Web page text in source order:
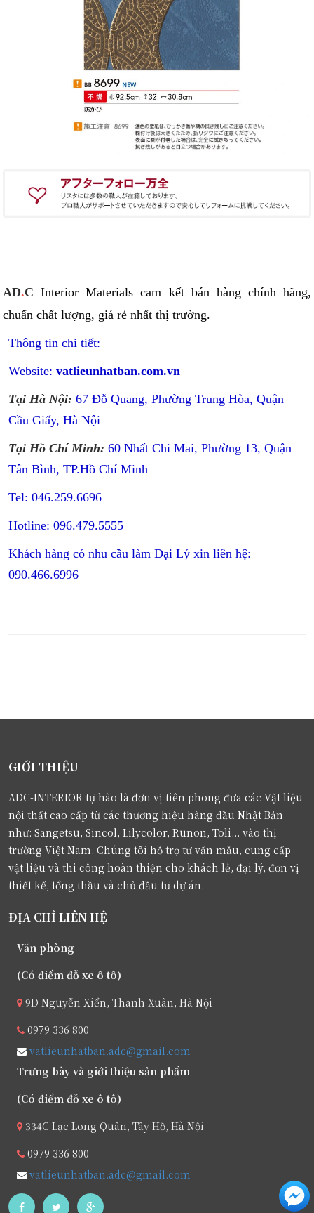
AD.C Interior Materials cam kết bán hàng chính hãng,
chuẩn chất lượng, giá rẻ nhất thị trường.
Thông tin chi tiết:
Website: vatlieunhatban.com.vn
Tại Hà Nội: 67 Đỗ Quang, Phường Trung Hòa, Quận
Cầu Giấy, Hà Nội
Tại Hồ Chí Minh: 60 Nhất Chi Mai, Phường 13, Quận
Tân Bình, TP.Hồ Chí Minh
Tel: 046.259.6696
Hotline: 096.479.5555
Khách hàng có nhu cầu làm Đại Lý xin liên hệ:
090.466.6996
GIỚI THIỆU
ADC-INTERIOR tự hào là đơn vị tiên phong đưa các Vật liệu
nội thất cao cấp từ các thương hiệu hàng đầu Nhật Bản
như: Sangetsu, Sincol, Lilycolor, Runon, Toli... vào thị
trường Việt Nam. Chúng tôi hỗ trợ tư vấn mẫu, cung cấp
vật liệu và thi công hoàn thiện cho khách lẻ, đại lý, đơn vị
thiết kế, tổng thầu và chủ đầu tư dự án.
ĐỊA CHỈ LIÊN HỆ
Văn phòng
(Có điểm đỗ xe ô tô)
9D Nguyễn Xiển, Thanh Xuân, Hà Nội
0979 336 800
vatlieunhatban.adc@gmail.com
Trưng bày và giới thiệu sản phẩm
(Có điểm đỗ xe ô tô)
334C Lạc Long Quân, Tây Hồ, Hà Nội
0979 336 800
vatlieunhatban.adc@gmail.com